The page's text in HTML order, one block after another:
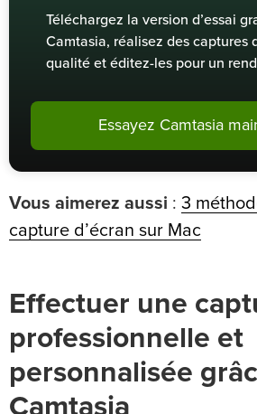
Téléchargez la version d’essai
Camtasia, réalisez des captures
qualité et éditez-les pour un
Essayez Camtasia
Vous aimerez aussi : 3
capture d’écran sur Mac
Effectuer une
professionnelle et
personnalisée
Camtasia